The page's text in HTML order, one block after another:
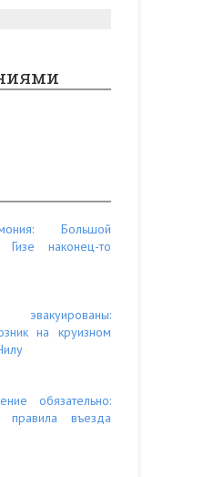
Большой
наконец-то
эвакуированы:
на круизном
обязательно:
правила въезда